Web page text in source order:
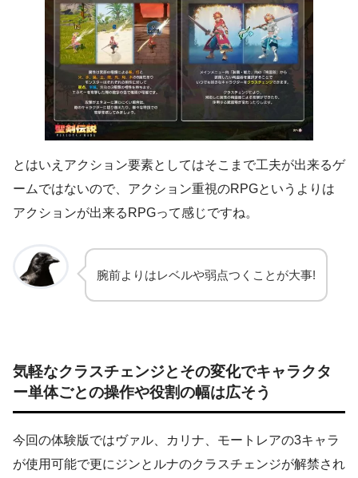
とはいえアクション要素としてはそこまで工夫が出来るゲ
ームではないので、アクション重視のRPGというよりは
アクションが出来るRPGって感じですね。
腕前よりはレベルや弱点つくことが大事!
気軽なクラスチェンジとその変化でキャラクタ
ー単体ごとの操作や役割の幅は広そう
今回の体験版ではヴァル、カリナ、モートレアの3キャラ
が使用可能で更にジンとルナのクラスチェンジが解禁され